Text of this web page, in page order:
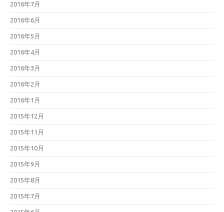
2016年7月
2016年6月
2016年5月
2016年4月
2016年3月
2016年2月
2016年1月
2015年12月
2015年11月
2015年10月
2015年9月
2015年8月
2015年7月